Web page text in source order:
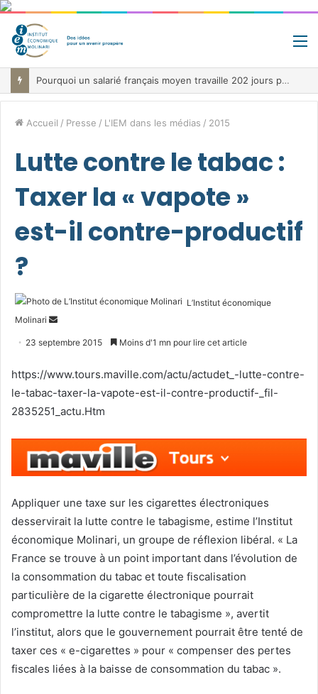
Pourquoi un salarié français moyen travaille 202 jours par an pour financer impôts et cotisations, un record dans toute l’Union européenne
Accueil / Presse / L'IEM dans les médias / 2015
Lutte contre le tabac :
Taxer la « vapote »
est-il contre-productif
?
L’Institut économique
Molinari
Envoyer
23 septembre 2015 Moins d'1 mn pour lire cet article
https://www.tours.maville.com/actu/actudet_-lutte-contre-
le-tabac-taxer-la-vapote-est-il-contre-productif-_fil-
2835251_actu.Htm
Appliquer une taxe sur les cigarettes électroniques
desservirait la lutte contre le tabagisme, estime l’Institut
économique Molinari, un groupe de réflexion libéral. « La
France se trouve à un point important dans l’évolution de
la consommation du tabac et toute fiscalisation
particulière de la cigarette électronique pourrait
compromettre la lutte contre le tabagisme », avertit
l’institut, alors que le gouvernement pourrait être tenté de
taxer ces « e-cigarettes » pour « compenser des pertes
fiscales liées à la baisse de consommation du tabac ».